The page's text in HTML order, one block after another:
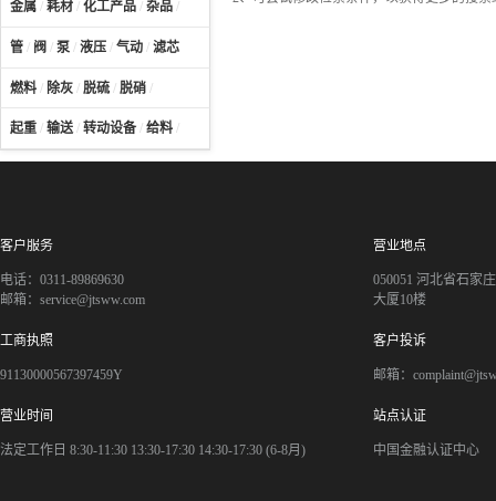
金属 / 耗材 / 化工产品 / 杂品 /
管 / 阀 / 泵 / 液压 / 气动 / 滤芯
燃料 / 除灰 / 脱硫 / 脱硝 /
起重 / 输送/ 转动设备 / 给料 /
客户服务
电话：0311-89869630
邮箱：service@jtsww.com
营业地点
050051 河北省石家
大厦10楼
工商执照
91130000567397459Y
客户投诉
邮箱：
营业时间
法定工作日 8:30-11:30 13:30-17:30 14:30-17:30 (6-8月)
站点认证
中国金融认证中心